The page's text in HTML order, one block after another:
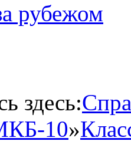
рубежом
здесь:
10»